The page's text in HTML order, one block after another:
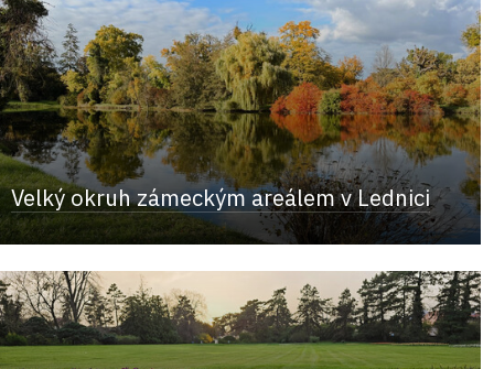
Velký okruh zámeckým areálem v Lednici